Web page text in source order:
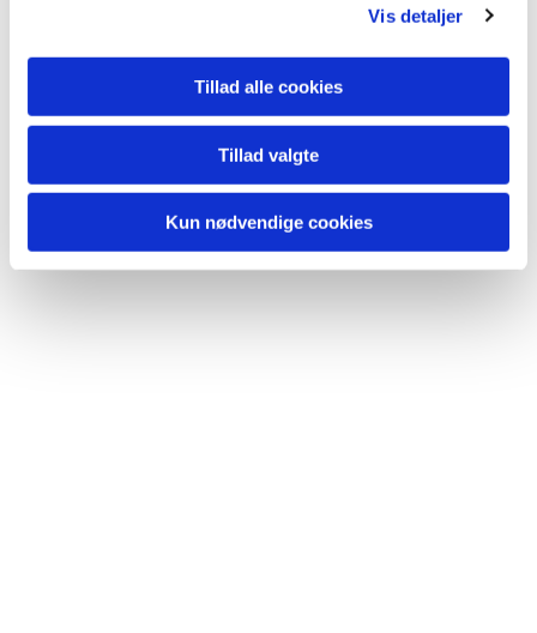
Vis detaljer
Tillad alle cookies
Tillad valgte
Kun nødvendige cookies